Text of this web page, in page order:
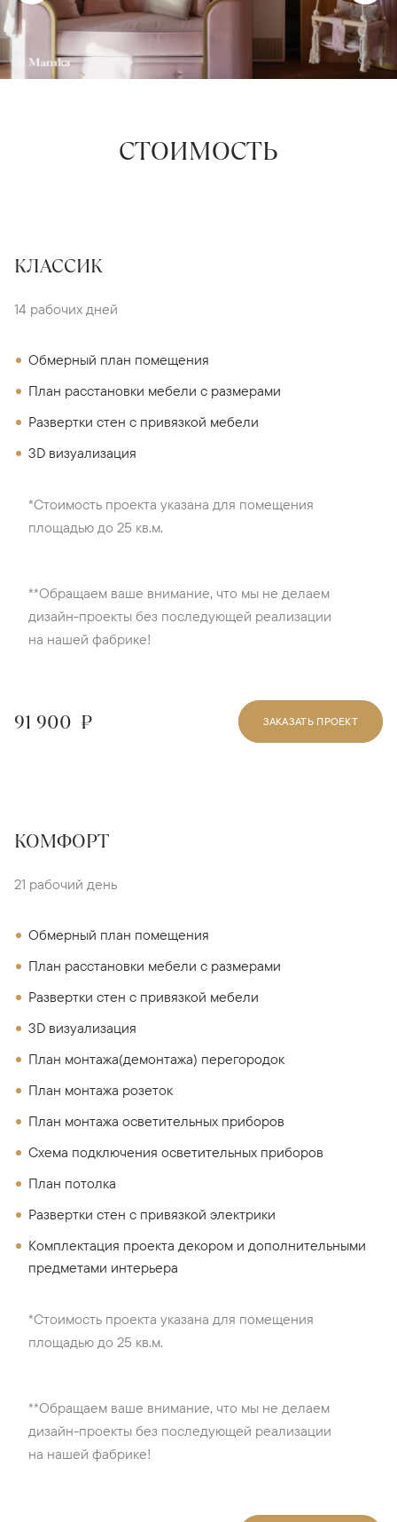
СТОИМОСТЬ
КЛАССИК
14 рабочих дней
Обмерный план помещения
План расстановки мебели с размерами
Развертки стен с привязкой мебели
3D визуализация
*Стоимость проекта указана для помещения
площадью до 25 кв.м.
**Обращаем ваше внимание, что мы не делаем
дизайн-проекты без последующей реализации
на нашей фабрике!
91 900 ₽ ЗАКАЗАТЬ ПРОЕКТ
КОМФОРТ
21 рабочий день
Обмерный план помещения
План расстановки мебели с размерами
Развертки стен с привязкой мебели
3D визуализация
План монтажа(демонтажа) перегородок
План монтажа розеток
План монтажа осветительных приборов
Схема подключения осветительных приборов
План потолка
Развертки стен с привязкой электрики
Комплектация проекта декором и дополнительными
предметами интерьера
*Стоимость проекта указана для помещения
площадью до 25 кв.м.
**Обращаем ваше внимание, что мы не делаем
дизайн-проекты без последующей реализации
на нашей фабрике!